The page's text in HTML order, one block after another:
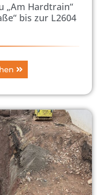
„Am Hardtrain“
bis zur L2604